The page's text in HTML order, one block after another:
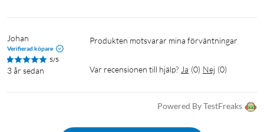
Johan
Verifierad köpare
5/5
3 år sedan
Produkten motsvarar mina förväntningar
Var recensionen till hjälp? Ja (0) Nej (0)
Powered By TestFreaks